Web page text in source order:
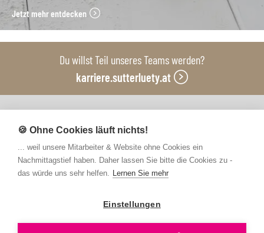
Jetzt mehr entdecken
Du willst Teil unseres Teams werden?
karriere.sutterluety.at
Unsere Produktionsbetriebe
Newsletter abonnieren
Hinweisgebersystem
🍪 Ohne Cookies läuft nichts!
... weil unsere Mitarbeiter & Website ohne Cookies ein
Nachmittagstief haben. Daher lassen Sie bitte die Cookies zu -
das würde uns sehr helfen. Lernen Sie mehr
Einstellungen